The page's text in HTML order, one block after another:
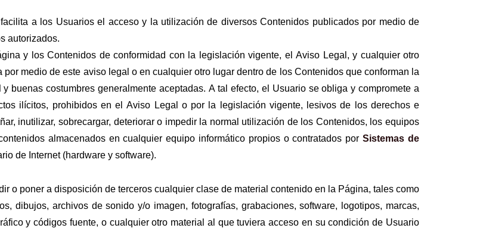
facilita a los Usuarios el acceso y la utilización de diversos Contenidos publicados por medio de
autorizados.
y los Contenidos de conformidad con la legislación vigente, el Aviso Legal, y cualquier otro
medio de este aviso legal o en cualquier otro lugar dentro de los Contenidos que conforman la
buenas costumbres generalmente aceptadas. A tal efecto, el Usuario se obliga y compromete a
ilícitos, prohibidos en el Aviso Legal o por la legislación vigente, lesivos de los derechos e
inutilizar, sobrecargar, deteriorar o impedir la normal utilización de los Contenidos, los equipos
almacenados en cualquier equipo informático propios o contratados por Sistemas de
de Internet (hardware y software).
o poner a disposición de terceros cualquier clase de material contenido en la Página, tales como
dibujos, archivos de sonido y/o imagen, fotografías, grabaciones, software, logotipos, marcas,
y códigos fuente, o cualquier otro material al que tuviera acceso en su condición de Usuario